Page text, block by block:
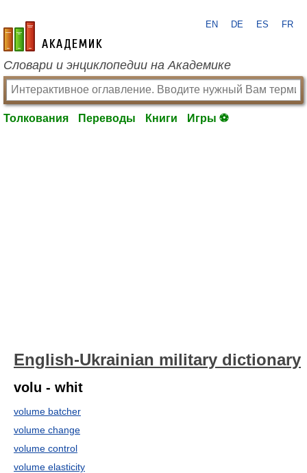
academic.ru
EN DE ES FR
Словари и энциклопедии на Академике
Толкования Переводы Книги Игры ⚽
English-Ukrainian military dictionary
volu - whit
volume batcher
volume change
volume control
volume elasticity